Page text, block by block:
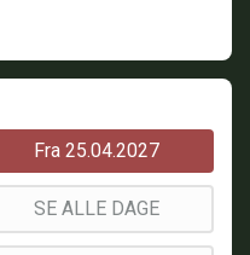
Fra 25.04.2027
SE ALLE DAGE